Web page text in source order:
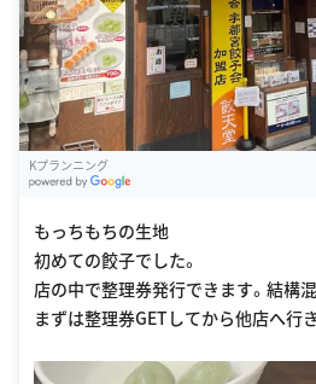
Kプランニング
もっちもちの生地
初めての餃子でした。
店の中で整理券発行できます。結構
まずは整理券GETしてから他店へ行